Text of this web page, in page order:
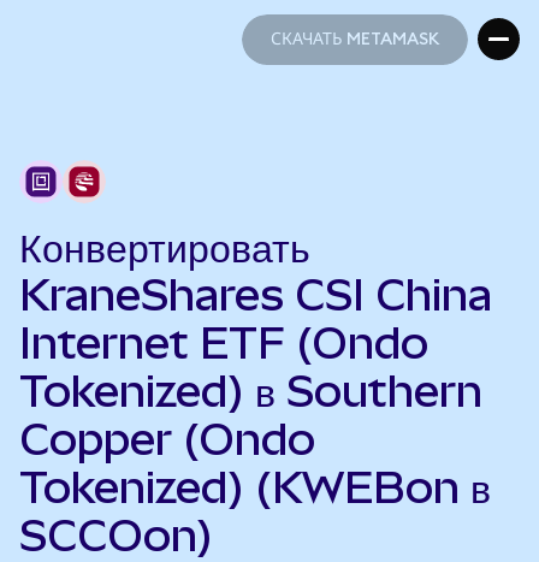
СКАЧАТЬ METAMASK
Конвертировать
KraneShares CSI China
Internet ETF (Ondo
Tokenized) в Southern
Copper (Ondo
Tokenized) (KWEBon в
SCCOon)